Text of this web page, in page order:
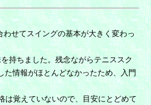
せてスイングの基本が大きく変わっ
持ちました。残念ながらテニススク
情報がほとんどなかったため、入門
覚えていないので、目安にとどめて